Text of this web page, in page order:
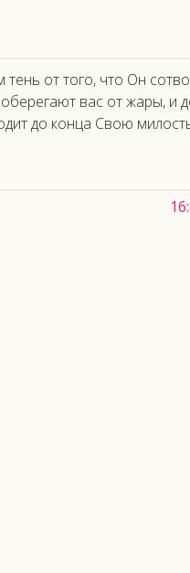
тень от того, что Он
вас от жары,
до конца Свою